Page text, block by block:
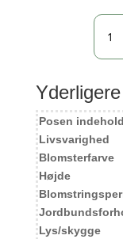
Tørst
antal
Posen
Livsvarighed
Blomsterfarve
Højde
Lys/skygge